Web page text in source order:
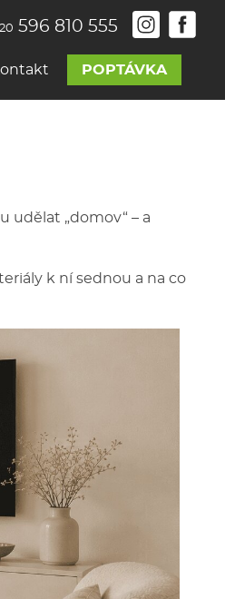
596 810 555
POPTÁVKA
udělat „domov“ – a
k ní sednou a na co